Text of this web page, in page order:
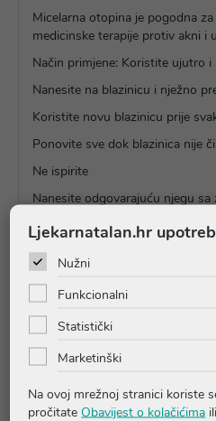
Micelarna otopina je pogodna
medicinske terapije protiv akni i
Način primjene: Koristite ujutro i
Nanesite na blazinicu i nježno
Koristite novu blazinicu prije
Ponovite sve dok blazinica nije
Ne ispirite
Nanesite odgovarajuću njegu
Upute o proizvodu
Pitanja i odgovori
Recenzije
Ljekarnatalan.hr
Nužni
Funkcionalni
Statistički
Marketinški
Na ovoj mrežnoj stranici koriste
pročitate Obavijest o kolačićima